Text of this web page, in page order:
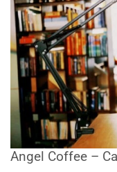
Angel Coffee –